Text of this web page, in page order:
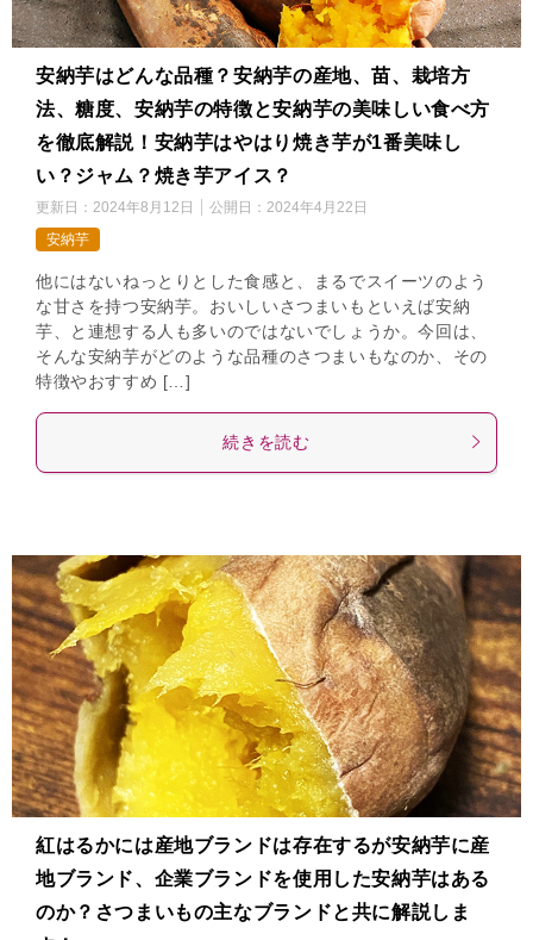
安納芋はどんな品種？安納芋の産地、苗、栽培方
法、糖度、安納芋の特徴と安納芋の美味しい食べ方
を徹底解説！安納芋はやはり焼き芋が1番美味し
い？ジャム？焼き芋アイス？
更新日： 2024年8月12日 公開日： 2024年4月22日
安納芋
他にはないねっとりとした食感と、まるでスイーツのよう
な甘さを持つ安納芋。おいしいさつまいもといえば安納
芋、と連想する人も多いのではないでしょうか。今回は、
そんな安納芋がどのような品種のさつまいもなのか、その
特徴やおすすめ […]
続きを読む
紅はるかには産地ブランドは存在するが安納芋に産
地ブランド、企業ブランドを使用した安納芋はある
のか？さつまいもの主なブランドと共に解説しま